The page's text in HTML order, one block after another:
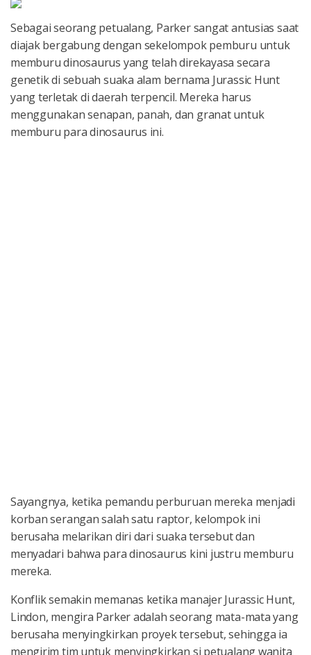
Sebagai seorang petualang, Parker sangat antusias saat
diajak bergabung dengan sekelompok pemburu untuk
memburu dinosaurus yang telah direkayasa secara
genetik di sebuah suaka alam bernama Jurassic Hunt
yang terletak di daerah terpencil. Mereka harus
menggunakan senapan, panah, dan granat untuk
memburu para dinosaurus ini.
Sayangnya, ketika pemandu perburuan mereka menjadi
korban serangan salah satu raptor, kelompok ini
berusaha melarikan diri dari suaka tersebut dan
menyadari bahwa para dinosaurus kini justru memburu
mereka.
Konflik semakin memanas ketika manajer Jurassic Hunt,
Lindon, mengira Parker adalah seorang mata-mata yang
berusaha menyingkirkan proyek tersebut, sehingga ia
mengirim tim untuk menyingkirkan si petualang wanita